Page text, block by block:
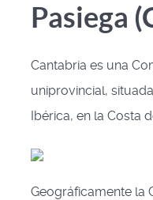
Pasiega
Cantabria es una
uniprovincial,
Ibérica, en la Costa
Geográficamente la